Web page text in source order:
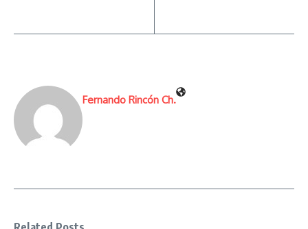
Fernando Rincón Ch.